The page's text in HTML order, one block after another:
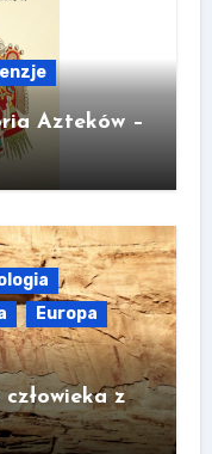
Azteków –
Europa
z